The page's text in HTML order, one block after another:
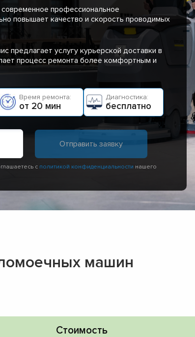
профессиональное
повышает качество и скорость проводимых
предлагает услугу курьерской доставки в
процесс ремонта более комфортным и
Время ремонта:
от 20 мин
Диагностика:
бесплатно
с политикой конфиденциальности нашего
машин
Стоимость